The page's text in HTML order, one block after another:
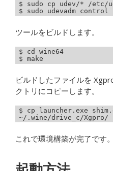
$ sudo cp udev/* /etc/
$ sudo udevadm
ツールをビルドします。
$ cd wine64
$ make
ビルドしたファイルを
クトリにコピーします。
$ cp launcher.exe
~/.wine/drive_c/Xgpro/
これで環境構築が完了です。